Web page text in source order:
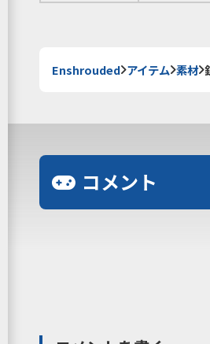
Enshrouded アイテム 素材
コメント